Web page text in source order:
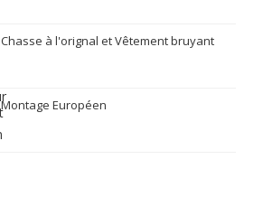
Chasse à l'orignal et Vêtement bruyant
Montage Européen